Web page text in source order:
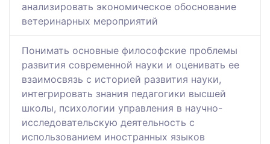
анализировать экономическое обоснование
ветеринарных мероприятий
Понимать основные философские проблемы
развития современной науки и оценивать ее
взаимосвязь с историей развития науки,
интегрировать знания педагогики высшей
школы, психологии управления в научно-
исследовательскую деятельность с
использованием иностранных языков